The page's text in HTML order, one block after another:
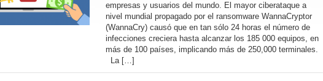
empresas y usuarios del mundo. El mayor ciberataque a
nivel mundial propagado por el ransomware WannaCryptor
(WannaCry) causó que en tan sólo 24 horas el número de
infecciones creciera hasta alcanzar los 185 000 equipos, en
más de 100 países, implicando más de 250,000 terminales.
La […]